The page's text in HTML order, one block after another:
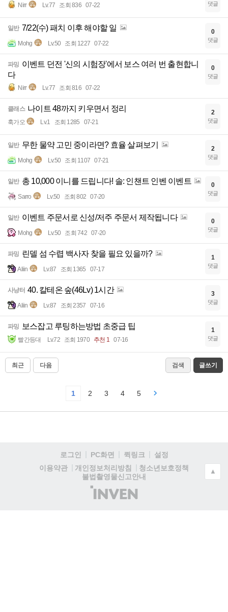
Nirr Lv.77 조회 836 07-22 댓글
일반 7/22(수) 패치 이후 해야할 일
Mohg Lv.50 조회 1227 07-22
0
댓글
파밍 이벤트 던전 '신의 시험장'에서 보스 여러 번 출현합니
다
Nirr Lv.77 조회 816 07-22
0
댓글
클래스 나이트 48까지 키우면서 정리
훅가오 Lv.1 조회 1285 07-21
2
댓글
일반 무한 물약 고민 중이라면? 효율 살펴보기
Mohg Lv.50 조회 1107 07-21
2
댓글
일반 총 10,000 이니를 드립니다! 솔: 인챈트 인벤 이벤트
Sarro Lv.50 조회 802 07-20
0
댓글
일반 이벤트 주문서로 신성/저주 주문서 제작됩니다
Mohg Lv.50 조회 742 07-20
0
댓글
파밍 린델 섬 수렵 백사자 찾을 필요 있을까?
Aliin Lv.87 조회 1365 07-17
1
댓글
사냥터 40. 칼테온 숲(46Lv) 1시간
Aliin Lv.87 조회 2357 07-16
3
댓글
파밍 보스잡고 루팅하는방법 초중급 팁
빨간등대 Lv.72 조회 1970 추천 1 07-16
1
댓글
최근 다음 검색 글쓰기
1 2 3 4 5
로그인 PC화면 퀵링크
설정
이용약관
개인정보처리방침
청소년보호정책
불법촬영물신고안내
(주)
인
▲